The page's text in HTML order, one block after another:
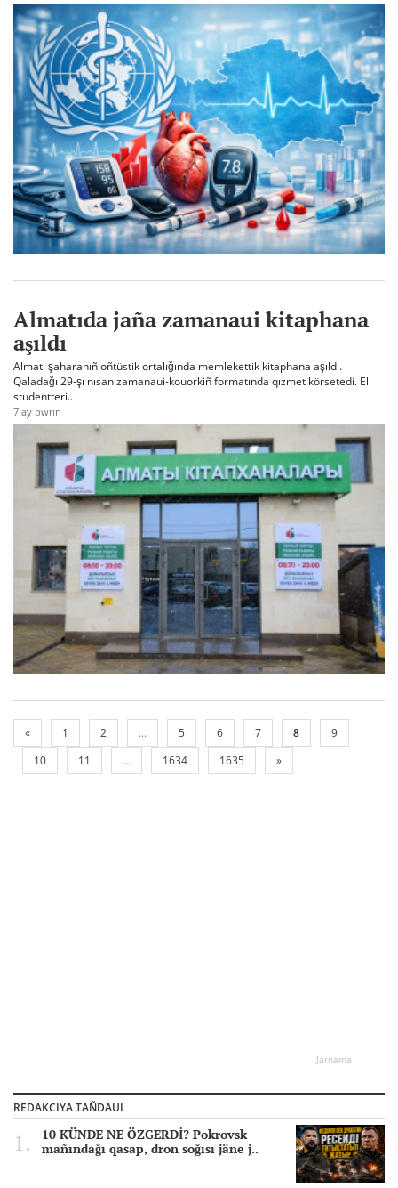
Almatıda jaña zamanaui kitaphana
aşıldı
Almatı şaharanıñ oñtüstik ortalığında memlekettik kitaphana aşıldı.
Qaladağı 29-şı nısan zamanaui-kouorkiñ formatında qızmet körsetedi. El
studentteri..
7 ay bwrın
« 1 2 ... 5 6 7 8
9
10
11 ... 1634 1635 »
Jarnama
REDAKCIYA TAÑDAUI
10 KÜNDE NE ÖZGERDİ? Pokrovsk
mañındağı qasap, dron soğısı jäne j..